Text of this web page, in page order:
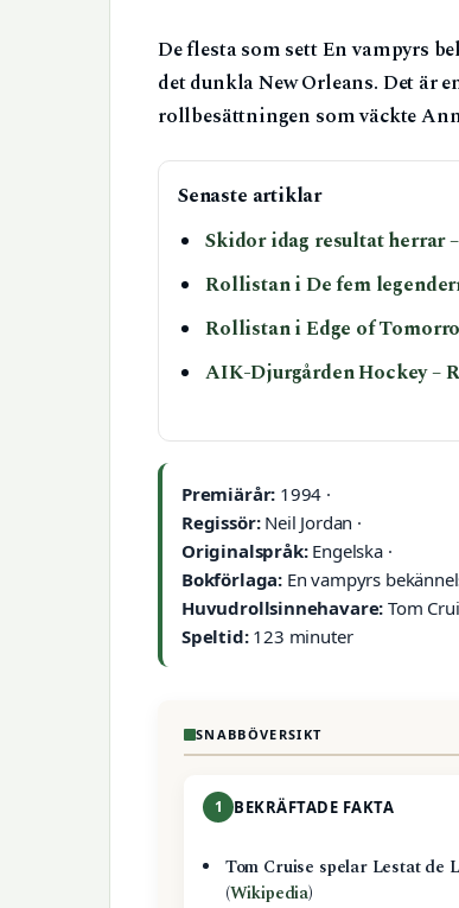
De flesta som sett En vampyrs
det dunkla New Orleans. Det är
rollbesättningen som väckte
Senaste artiklar
Skidor idag resultat herrar
Rollistan i De fem
Rollistan i Edge of
AIK-Djurgården Hockey –
Premiärår: 1994 ·
Regissör:Neil Jordan ·
Originalspråk:Engelska ·
Bokförlaga: En vampyrs
Huvudrollsinnehavare: Tom
Speltid:123 minuter
SNABBÖVERSIKT
1 BEKRÄFTADE FAKTA
Tom Cruise spelar Lestat de
(Wikipedia)